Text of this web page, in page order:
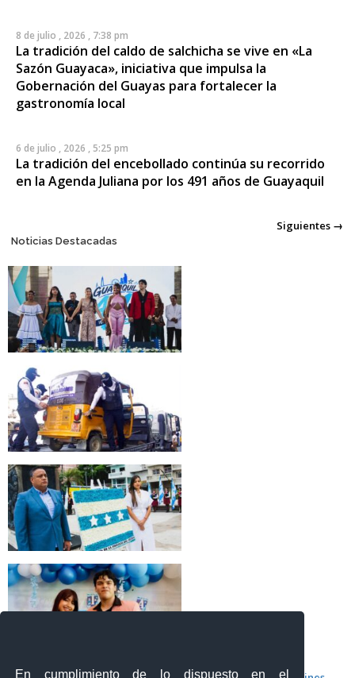
En cumplimiento de lo dispuesto en el
8 de julio , 2026 , 7:38 pm
La tradición del caldo de salchicha se vive en «La
Sazón Guayaca», iniciativa que impulsa la
Gobernación del Guayas para fortalecer la
gastronomía local
6 de julio , 2026 , 5:25 pm
La tradición del encebollado continúa su recorrido
en la Agenda Juliana por los 491 años de Guayaquil
Posts
navigation
Siguientes →
Noticias Destacadas